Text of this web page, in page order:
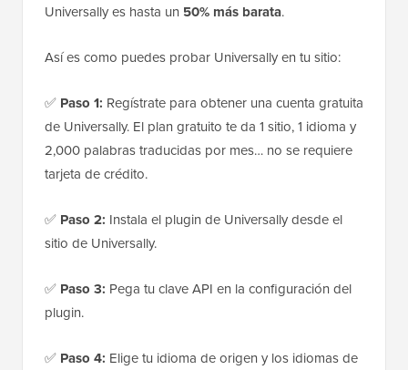
Universally es hasta un 50% más barata.
Así es como puedes probar Universally en tu sitio:
✅ Paso 1: Regístrate para obtener una cuenta gratuita
de Universally. El plan gratuito te da 1 sitio, 1 idioma y
2,000 palabras traducidas por mes… no se requiere
tarjeta de crédito.
✅ Paso 2: Instala el plugin de Universally desde el
sitio de Universally.
✅ Paso 3: Pega tu clave API en la configuración del
plugin.
✅ Paso 4: Elige tu idioma de origen y los idiomas de